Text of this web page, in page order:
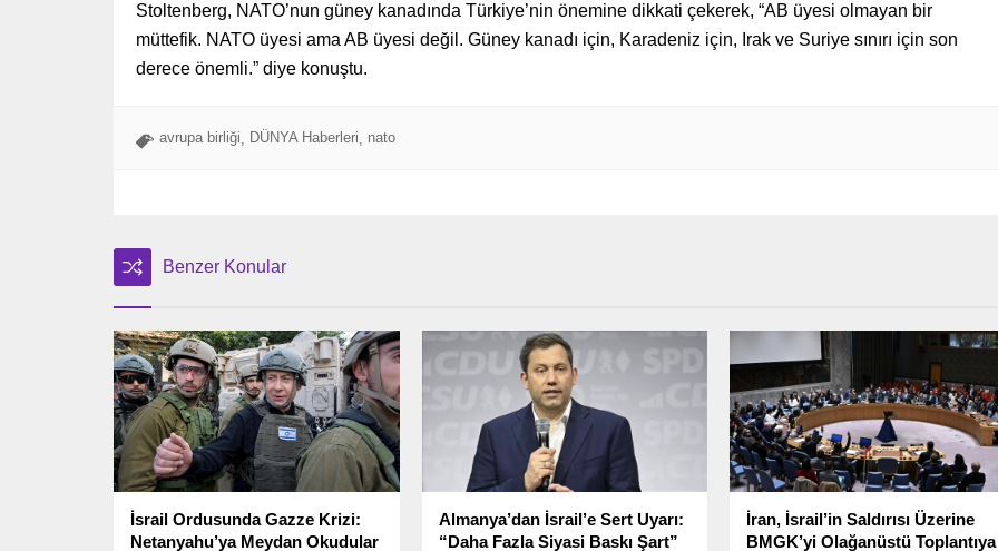
Stoltenberg, NATO’nun güney kanadında Türkiye’nin önemine dikkati çekerek, “AB üyesi olmayan bir
müttefik. NATO üyesi ama AB üyesi değil. Güney kanadı için, Karadeniz için, Irak ve Suriye sınırı için son
derece önemli.” diye konuştu.
avrupa birliği, DÜNYA Haberleri, nato
Benzer Konular
İsrail Ordusunda Gazze Krizi:
Netanyahu’ya Meydan Okudular
Almanya’dan İsrail’e Sert Uyarı:
“Daha Fazla Siyasi Baskı Şart”
İran, İsrail’in Saldırısı Üzerine
BMGK’yi Olağanüstü Toplantıya